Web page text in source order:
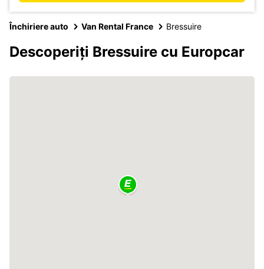
Închiriere auto Van Rental France Bressuire
Descoperiți Bressuire cu Europcar